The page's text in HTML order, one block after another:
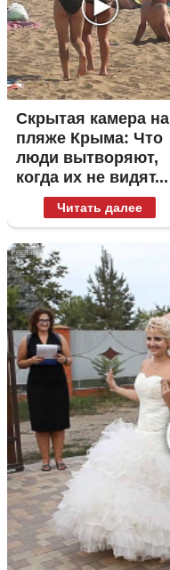
Скрытая камера на
пляже Крыма: Что
люди вытворяют,
когда их не видят...
Читать далее